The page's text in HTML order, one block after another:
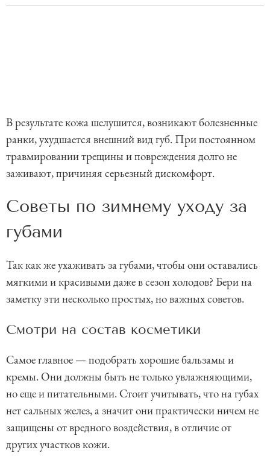
В результате кожа шелушится, возникают болезненные
ранки, ухудшается внешний вид губ. При постоянном
травмировании трещины и повреждения долго не
заживают, причиняя серьезный дискомфорт.
Советы по зимнему уходу за
губами
Так как же ухаживать за губами, чтобы они оставались
мягкими и красивыми даже в сезон холодов? Бери на
заметку эти несколько простых, но важных советов.
Смотри на состав косметики
Самое главное — подобрать хорошие бальзамы и
кремы. Они должны быть не только увлажняющими,
но еще и питательными. Стоит учитывать, что на губах
нет сальных желез, а значит они практически ничем не
защищены от вредного воздействия, в отличие от
других участков кожи.